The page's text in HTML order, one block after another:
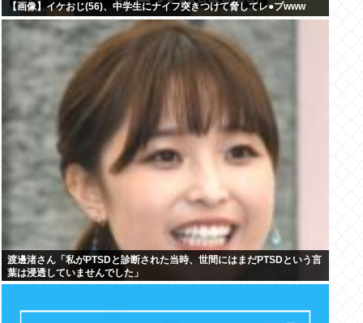
【画像】イケおじ(56)、中学生にナイフ突きつけて脅してレ●プwww
渡邊渚さん「私がPTSDと診断された当時、世間にはまだPTSDという言
葉は浸透していませんでした」